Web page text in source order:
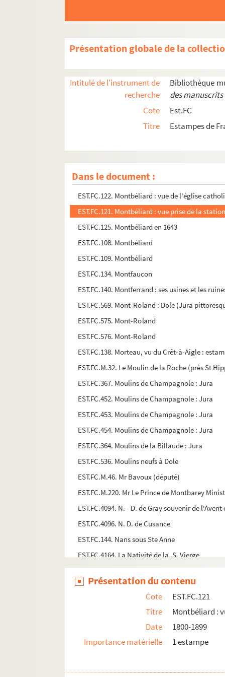
Présentation globale de la
Intitulé de l'instrument de
recherche
Bibliothèque
des
Cote
Est.FC
Titre
Estampes de
Dans le document :
EST.FC.3. Une messe à N.D. Notre-Dame
EST.FC.4066. Meubles en bois courbé W.
EST.FC.4067. Meubles en bois courbé W.
EST.FC.4101. Le Miracle de Faverney (1608). -
EST.FC.4060. Un miracle s'opère !
EST.FC.M.106. Le mois comique par Cham
EST.FC.563. Monnaies de Dôle, sous les rois
EST.FC.4014. Montagnards du Val de Morteau.
EST.FC.373. Montagne du Pont Cornu : Jura
EST.FC.122. Montbéliard : vue de l'église
EST.FC.121. Montbéliard : vue prise de la
EST.FC.125. Montbéliard en 1643
EST.FC.108. Montbéliard
EST.FC.109. Montbéliard
EST.FC.134. Montfaucon
EST.FC.140. Montferrand : ses usines et les
EST.FC.569. Mont-Roland : Dole (Jura
EST.FC.575. Mont-Roland
EST.FC.576. Mont-Roland
EST.FC.138. Morteau, vu du Crêt-à-Aigle :
EST.FC.M.32. Le Moulin de la Roche (près St
EST.FC.367. Moulins de Champagnole : Jura
EST.FC.452. Moulins de Champagnole : Jura
EST.FC.453. Moulins de Champagnole : Jura
EST.FC.454. Moulins de Champagnole : Jura
EST.FC.364. Moulins de la Billaude : Jura
EST.FC.536. Moulins neufs à Dole
EST.FC.M.46. Mr Bavoux (député)
EST.FC.M.220. Mr Le Prince de Montbarey
EST.FC.4094. N. - D. de Gray souvenir de
EST.FC.4096. N. D. de Cusance
EST.FC.144. Nans sous Ste Anne
EST.FC.4164. La Nativité de la .S. Vierge
EST.FC.4095. Notre Dame de Mont-Roland.
EST.FC.4120. Notre-Dame de Putelange, priez
EST.FC.35. Notre-Dame libératrice. Patrone
EST.FC.4026. Nouveau jeu de l'oie du Sifflet ;
EST.FC.4086. La Nouvelle République de
EST.FC.4097. O Marie qui avez été conçue
Présentation du contenu
Cote
EST.FC.121
Titre
Montbéliard :
Date
1800-1899
Importance matérielle
1 estampe